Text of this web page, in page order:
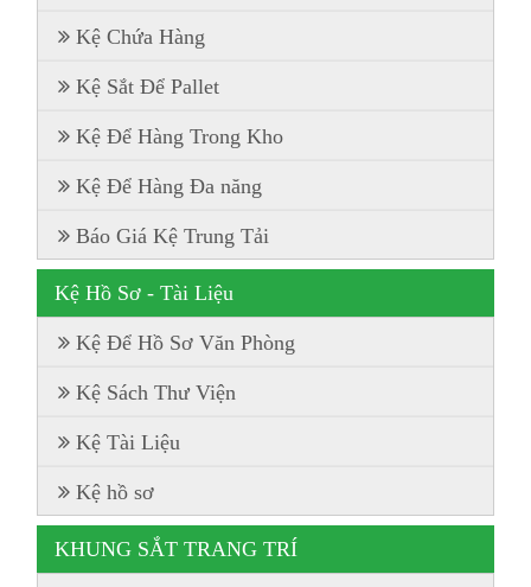
Kệ Chứa Hàng
Kệ Sắt Để Pallet
Kệ Để Hàng Trong Kho
Kệ Để Hàng Đa năng
Báo Giá Kệ Trung Tải
Kệ Hồ Sơ - Tài Liệu
Kệ Để Hồ Sơ Văn Phòng
Kệ Sách Thư Viện
Kệ Tài Liệu
Kệ hồ sơ
KHUNG SẮT TRANG TRÍ